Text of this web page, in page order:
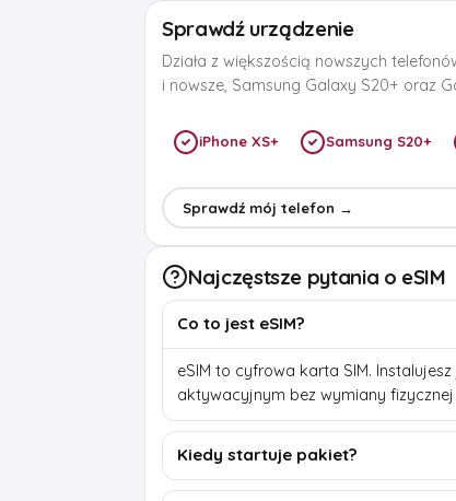
Sprawdź urządzenie
Działa z większością nowszych
i nowsze, Samsung Galaxy S20+ oraz
iPhone XS+ Samsung S20+
Sprawdź mój telefon →
Najczęstsze pytania o eSIM
Co to jest eSIM?
eSIM to cyfrowa karta SIM.
aktywacyjnym bez wymiany
Kiedy startuje pakiet?